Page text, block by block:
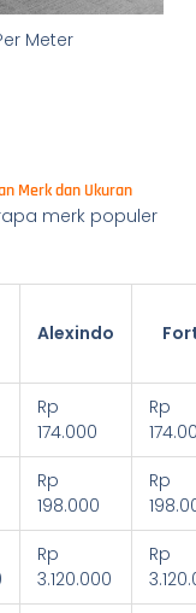
Meter
Merk dan Ukuran
merk populer
Alexindo
Rp
174.000
Rp
Rp
198.000
Rp
Rp
3.120.000
Rp